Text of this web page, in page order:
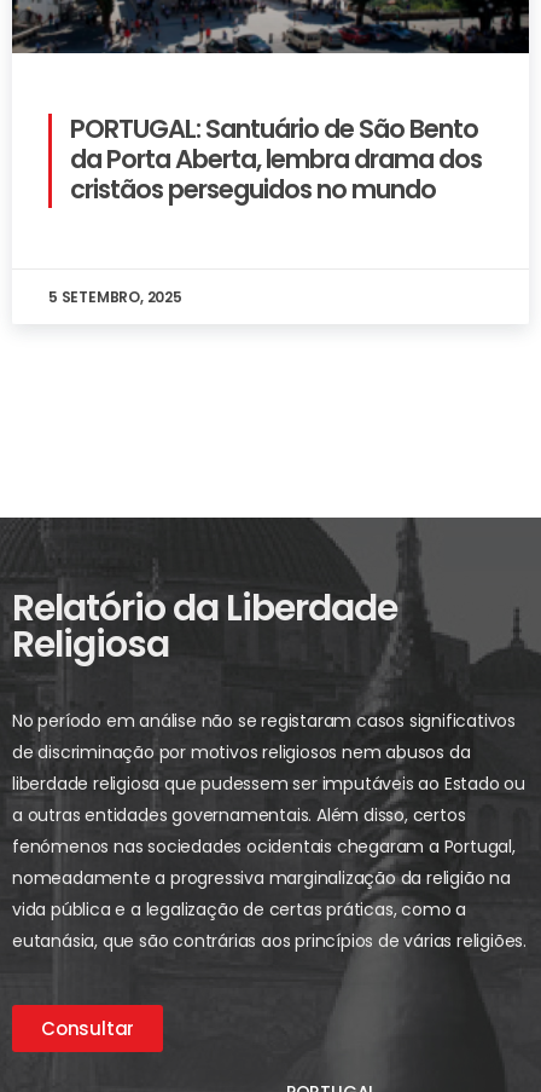
PORTUGAL: Santuário de São Bento
da Porta Aberta, lembra drama dos
cristãos perseguidos no mundo
5 SETEMBRO, 2025
Relatório da Liberdade
Religiosa
No período em análise não se registaram casos significativos
de discriminação por motivos religiosos nem abusos da
liberdade religiosa que pudessem ser imputáveis ao Estado ou
a outras entidades governamentais. Além disso, certos
fenómenos nas sociedades ocidentais chegaram a Portugal,
nomeadamente a progressiva marginalização da religião na
vida pública e a legalização de certas práticas, como a
eutanásia, que são contrárias aos princípios de várias religiões.
Consultar